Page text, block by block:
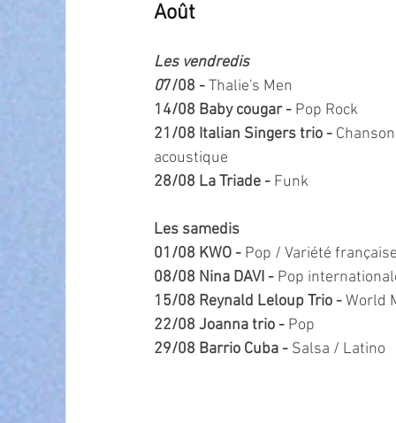
Août
Les vendredis
07/08 - Thalie's Men
14/08 Baby cougar - Pop Rock
21/08 Italian Singers trio -
acoustique
28/08 La Triade - Funk
Les samedis
01/08 KWO - Pop / Variété française
08/08 Nina DAVI - Pop
15/08 Reynald Leloup Trio - World
22/08 Joanna trio - Pop
29/08 Barrio Cuba - Salsa / Latino